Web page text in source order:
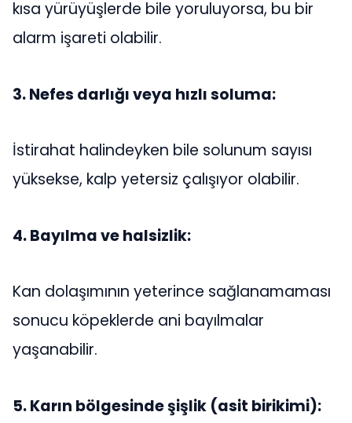
kısa yürüyüşlerde bile yoruluyorsa, bu bir
alarm işareti olabilir.
3. Nefes darlığı veya hızlı soluma:
İstirahat halindeyken bile solunum sayısı
yüksekse, kalp yetersiz çalışıyor olabilir.
4. Bayılma ve halsizlik:
Kan dolaşımının yeterince sağlanamaması
sonucu köpeklerde ani bayılmalar
yaşanabilir.
5. Karın bölgesinde şişlik (asit birikimi):